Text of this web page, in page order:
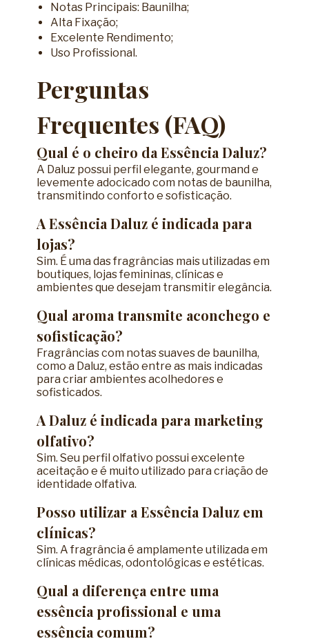
Notas Principais: Baunilha;
Alta Fixação;
Excelente Rendimento;
Uso Profissional.
Perguntas
Frequentes (FAQ)
Qual é o cheiro da Essência Daluz?
A Daluz possui perfil elegante, gourmand e
levemente adocicado com notas de baunilha,
transmitindo conforto e sofisticação.
A Essência Daluz é indicada para
lojas?
Sim. É uma das fragrâncias mais utilizadas em
boutiques, lojas femininas, clínicas e
ambientes que desejam transmitir elegância.
Qual aroma transmite aconchego e
sofisticação?
Fragrâncias com notas suaves de baunilha,
como a Daluz, estão entre as mais indicadas
para criar ambientes acolhedores e
sofisticados.
A Daluz é indicada para marketing
olfativo?
Sim. Seu perfil olfativo possui excelente
aceitação e é muito utilizado para criação de
identidade olfativa.
Posso utilizar a Essência Daluz em
clínicas?
Sim. A fragrância é amplamente utilizada em
clínicas médicas, odontológicas e estéticas.
Qual a diferença entre uma
essência profissional e uma
essência comum?